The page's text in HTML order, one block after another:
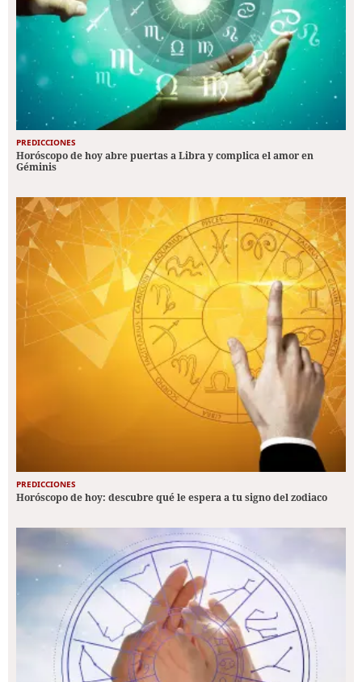
PREDICCIONES
Horóscopo de hoy abre puertas a Libra y complica el amor en
Géminis
PREDICCIONES
Horóscopo de hoy: descubre qué le espera a tu signo del zodiaco